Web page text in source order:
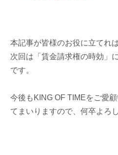
本記事が皆様のお役に立てれ
次回は「賃金請求権の時効」
です。
今後もKING OF TIMEをご愛
てまいりますので、何卒よろ